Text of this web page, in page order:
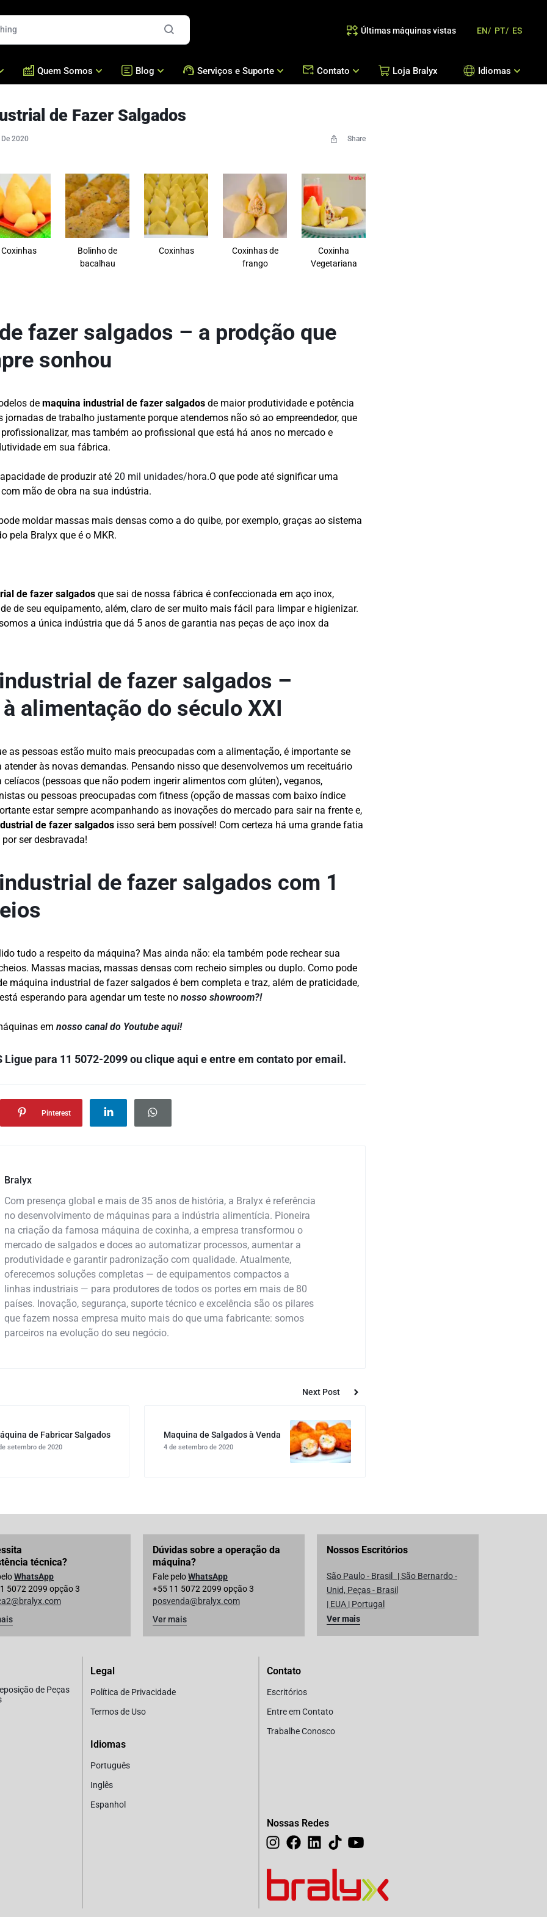
Formadoras e Recheadoras
Empanadeiras
Fritadeiras
Quem Somos
Nossas Máquinas
Nossa Produção
Quem Somos
Blog
Blog Serviços e Suporte Contato Loja Bralyx Idiomas
Últimas máquinas vistas EN/ PT/ ES
de Fazer Salgados
2020 Share
Coxinhas
Bolinho de
bacalhau
Coxinhas
Coxinhas de
frango
Coxinha
Vegetariana
fazer salgados – a prodção que
sonhou
de maquina industrial de fazer salgados de maior produtividade e potência
jornadas de trabalho justamente porque atendemos não só ao empreendedor, que
mas também ao profissional que está há anos no mercado e
em sua fábrica.
de produzir até 20 mil unidades/hora.O que pode até significar uma
mão de obra na sua indústria.
moldar massas mais densas como a do quibe, por exemplo, graças ao sistema
pela Bralyx que é o MKR.
de fazer salgados que sai de nossa fábrica é confeccionada em aço inox,
de seu equipamento, além, claro de ser muito mais fácil para limpar e higienizar.
a única indústria que dá 5 anos de garantia nas peças de aço inox da
de fazer salgados –
alimentação do século XXI
as pessoas estão muito mais preocupadas com a alimentação, é importante se
às novas demandas. Pensando nisso que desenvolvemos um receituário
(pessoas que não podem ingerir alimentos com glúten), veganos,
ou pessoas preocupadas com fitness (opção de massas com baixo índice
estar sempre acompanhando as inovações do mercado para sair na frente e,
de fazer salgados isso será bem possível! Com certeza há uma grande fatia
ser desbravada!
de fazer salgados com 1
tudo a respeito da máquina? Mas ainda não: ela também pode rechear sua
Massas macias, massas densas com recheio simples ou duplo. Como pode
máquina industrial de fazer salgados é bem completa e traz, além de praticidade,
esperando para agendar um teste no nosso showroom?!
em nosso canal do Youtube aqui!
Ligue para 11 5072-2099ouclique aqui e entre em contato por email.
Pinterest
Bralyx
Com presença global e mais de 35 anos de história, a Bralyx é referência
no desenvolvimento de máquinas para a indústria alimentícia. Pioneira
na criação da famosa máquina de coxinha, a empresa transformou o
mercado de salgados e doces ao automatizar processos, aumentar a
produtividade e garantir padronização com qualidade. Atualmente,
oferecemos soluções completas — de equipamentos compactos a
linhas industriais — para produtores de todos os portes em mais de 80
países. Inovação, segurança, suporte técnico e excelência são os pilares
que fazem nossa empresa muito mais do que uma fabricante: somos
parceiros na evolução do seu negócio.
Next Post
de Fabricar Salgados
setembro de 2020
Maquina de Salgados à Venda
4 de setembro de 2020
técnica?
WhatsApp
5072 2099 opção 3
Dúvidas sobre a operação da
máquina?
Fale peloWhatsApp
+55 11 5072 2099 opção 3
posvenda@bralyx.com
Ver mais
Nossos Escritórios
São Paulo - Brasil |São Bernardo -
Unid, Peças - Brasil
| EUA | Portugal
Ver mais
de Peças
Legal
Política de Privacidade
Termos de Uso
Idiomas
Português
Inglês
Espanhol
Contato
Escritórios
Entre em Contato
Trabalhe Conosco
Nossas Redes